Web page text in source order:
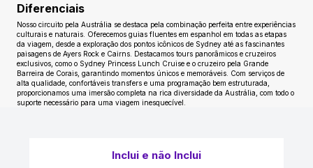
Diferenciais
Nosso circuito pela Austrália se destaca pela combinação perfeita entre experiências
culturais e naturais. Oferecemos guias fluentes em espanhol em todas as etapas
da viagem, desde a exploração dos pontos icônicos de Sydney até as fascinantes
paisagens de Ayers Rock e Cairns. Destacamos tours panorâmicos e cruzeiros
exclusivos, como o Sydney Princess Lunch Cruise e o cruzeiro pela Grande
Barreira de Corais, garantindo momentos únicos e memoráveis. Com serviços de
alta qualidade, confortáveis transfers e uma programação bem estruturada,
proporcionamos uma imersão completa na rica diversidade da Austrália, com todo o
suporte necessário para uma viagem inesquecível.
Inclui e não Inclui